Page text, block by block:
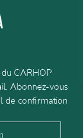
CARHOP
Abonnez-vous
de confirmation